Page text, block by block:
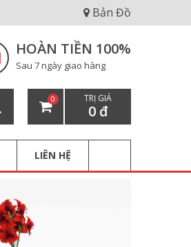
Bản Đồ
HOÀN TIỀN 100%
Sau 7 ngày giao hàng
0 TRỊ GIÁ
0 đ
LIÊN HỆ